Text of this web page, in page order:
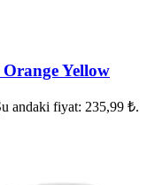
Yellow
andaki fiyat: 235,99 ₺.